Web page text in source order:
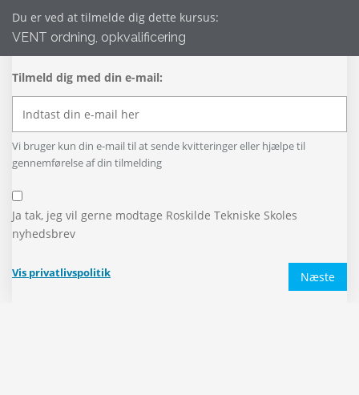
Du er ved at tilmelde dig dette kursus:
VENT ordning, opkvalificering
Tilmeld dig med din e-mail:
Vi bruger kun din e-mail til at sende kvitteringer eller hjælpe til
gennemførelse af din tilmelding
Ja tak, jeg vil gerne modtage Roskilde Tekniske Skoles
nyhedsbrev
Vis privatlivspolitik